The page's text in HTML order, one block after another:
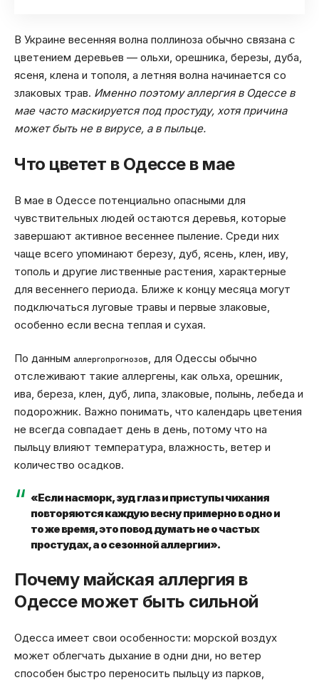
В Украине весенняя волна поллиноза обычно связана с
цветением деревьев — ольхи, орешника, березы, дуба,
ясеня, клена и тополя, а летняя волна начинается со
злаковых трав. Именно поэтому аллергия в Одессе в
мае часто маскируется под простуду, хотя причина
может быть не в вирусе, а в пыльце.
Что цветет в Одессе в мае
В мае в Одессе потенциально опасными для
чувствительных людей остаются деревья, которые
завершают активное весеннее пыление. Среди них
чаще всего упоминают березу, дуб, ясень, клен, иву,
тополь и другие лиственные растения, характерные
для весеннего периода. Ближе к концу месяца могут
подключаться луговые травы и первые злаковые,
особенно если весна теплая и сухая.
По данным аллергопрогнозов, для Одессы обычно
отслеживают такие аллергены, как ольха, орешник,
ива, береза, клен, дуб, липа, злаковые, полынь, лебеда и
подорожник. Важно понимать, что календарь цветения
не всегда совпадает день в день, потому что на
пыльцу влияют температура, влажность, ветер и
количество осадков.
«Если насморк, зуд глаз и приступы чихания
повторяются каждую весну примерно в одно и
то же время, это повод думать не о частых
простудах, а о сезонной аллергии».
Почему майская аллергия в
Одессе может быть сильной
Одесса имеет свои особенности: морской воздух
может облегчать дыхание в одни дни, но ветер
способен быстро переносить пыльцу из парков,